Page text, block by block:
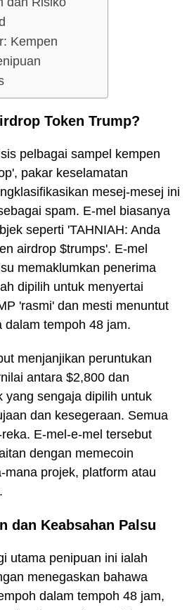
Kempen
Token Trump?
pelbagai sampel kempen
pakar keselamatan
mesej-mesej ini
spam. E-mel biasanya
seperti 'TAHNIAH: Anda
airdrop $trumps'. E-mel
memaklumkan penerima
dipilih untuk menyertai
'rasmi' dan mesti menuntut
dalam tempoh 48 jam.
menjanjikan peruntukan
antara $2,800 dan
yang sengaja dipilih untuk
dan kesegeraan. Semua
E-mel-e-mel tersebut
dengan memecoin
mana projek, platform atau
dan Keabsahan Palsu
utama penipuan ini ialah
menegaskan bahawa
dalam tempoh 48 jam,